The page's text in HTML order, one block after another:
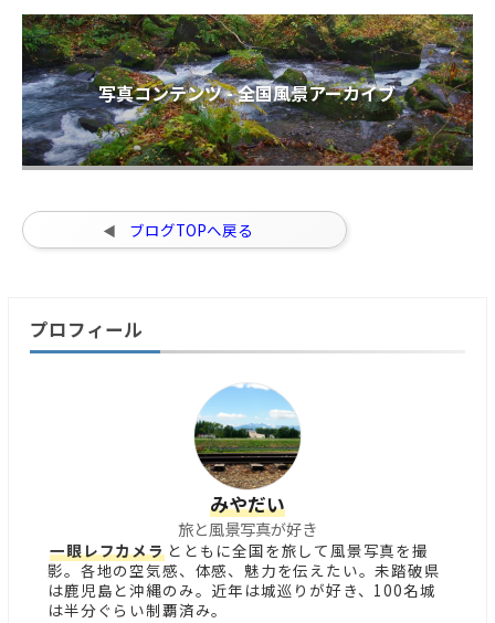
写真コンテンツ - 全国風景アーカイブ
ブログTOPへ戻る
プロフィール
みやだい
旅と風景写真が好き
一眼レフカメラ とともに全国を旅して風景写真を撮
影。各地の空気感、体感、魅力を伝えたい。未踏破県
は鹿児島と沖縄のみ。近年は城巡りが好き、100名城
は半分ぐらい制覇済み。